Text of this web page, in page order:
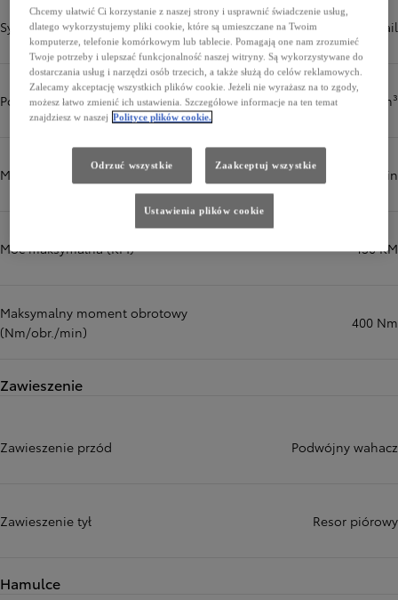
System wtrysku paliwa Wtrysk typu common-rail
Pojemność skokowa (cm³) 2393 cm³
Maksymalna moc (kW/obr./min) 110 kW/obr./min
Moc maksymalna (KM) 150 KM
Maksymalny moment obrotowy
(Nm/obr./min)
400 Nm
Zawieszenie
Zawieszenie przód Podwójny wahacz
Zawieszenie tył Resor piórowy
Hamulce
Chcemy ułatwić Ci korzystanie z naszej strony i usprawnić świadczenie usług,
dlatego wykorzystujemy pliki cookie, które są umieszczane na Twoim
komputerze, telefonie komórkowym lub tablecie. Pomagają one nam zrozumieć
Twoje potrzeby i ulepszać funkcjonalność naszej witryny. Są wykorzystywane do
dostarczania usług i narzędzi osób trzecich, a także służą do celów reklamowych.
Zalecamy akceptację wszystkich plików cookie. Jeżeli nie wyrażasz na to zgody,
możesz łatwo zmienić ich ustawienia. Szczegółowe informacje na ten temat
znajdziesz w naszej Polityce plików cookie.
Odrzuć wszystkie Zaakceptuj wszystkie
Ustawienia plików cookie